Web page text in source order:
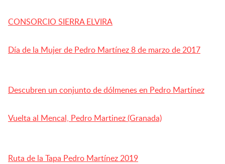
CONSORCIO SIERRA ELVIRA
Día de la Mujer de Pedro Martínez 8 de marzo de 2017
Descubren un conjunto de dólmenes en Pedro Martínez
Vuelta al Mencal, Pedro Martinez (Granada)
Ruta de la Tapa Pedro Martínez 2019